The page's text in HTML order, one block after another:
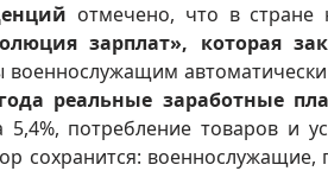
отмечено, что в
зарплат», которая
реальные заработные
5,4%, потребление товаров и
сохранится: